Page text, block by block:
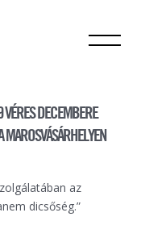
DECEMBERE
MAROSVÁSÁRHELYEN
az
dicsőség.”